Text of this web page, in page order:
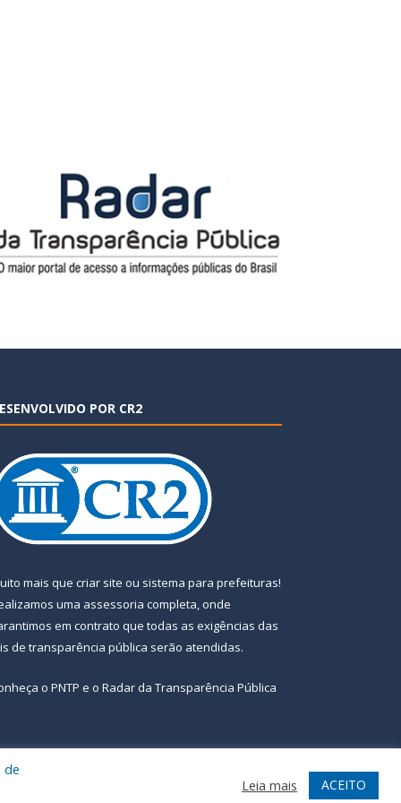
POR CR2
mais que criar site ou sistema para prefeituras!
uma assessoria completa, onde
em contrato que todas as exigências das
de transparência pública serão atendidas.
o PNTP e o Radar da Transparência Pública
Acessar Webmail
de
Leia mais ACEITO